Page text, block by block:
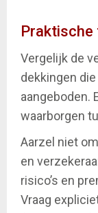
Praktische
Vergelijk de
dekkingen
aangeboden.
waarborgen
Aarzel niet
en
risico’s en
Vraag